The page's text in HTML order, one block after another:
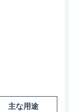
主な用途